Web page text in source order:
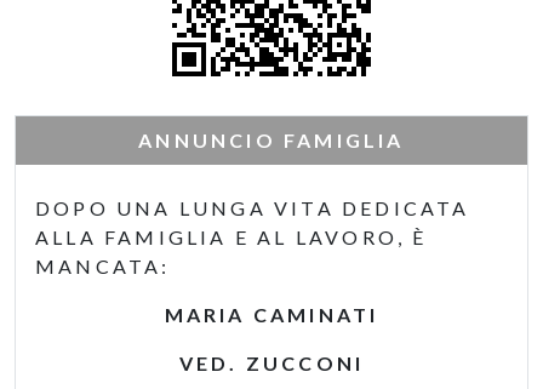
ANNUNCIO FAMIGLIA
DOPO UNA LUNGA VITA DEDICATA
ALLA FAMIGLIA E AL LAVORO, È
MANCATA:
MARIA CAMINATI
VED. ZUCCONI